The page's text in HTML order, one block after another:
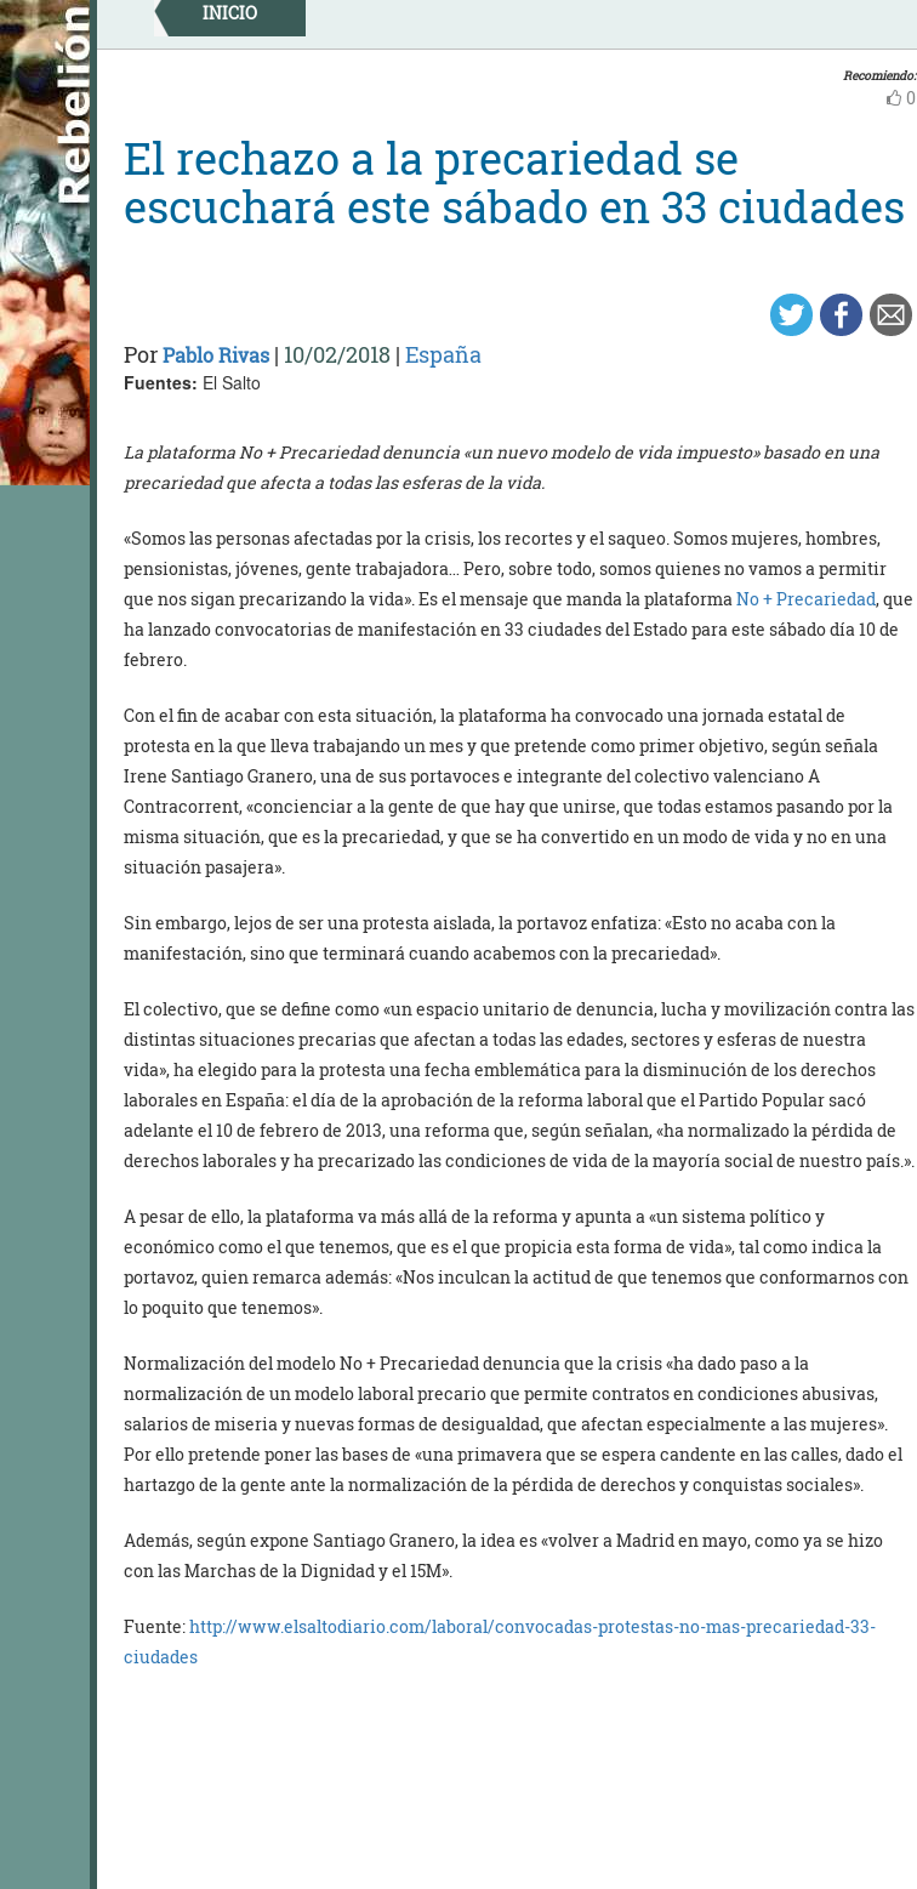
Skip
to
content
INICIO
Recomiendo:
0
El rechazo a la precariedad se
escuchará este sábado en 33 ciudades
PorPablo Rivas | 10/02/2018 | España
Fuentes: El Salto
La plataforma No + Precariedad denuncia «un nuevo modelo de vida impuesto» basado en una
precariedad que afecta a todas las esferas de la vida.
«Somos las personas afectadas por la crisis, los recortes y el saqueo. Somos mujeres, hombres,
pensionistas, jóvenes, gente trabajadora… Pero, sobre todo, somos quienes no vamos a permitir
que nos sigan precarizando la vida». Es el mensaje que manda la plataformaNo + Precariedad, que
ha lanzado convocatorias de manifestación en 33 ciudades del Estado para este sábado día 10 de
febrero.
Con el fin de acabar con esta situación, la plataforma ha convocado una jornada estatal de
protesta en la que lleva trabajando un mes y que pretende como primer objetivo, según señala
Irene Santiago Granero, una de sus portavoces e integrante del colectivo valenciano A
Contracorrent, «concienciar a la gente de que hay que unirse, que todas estamos pasando por la
misma situación, que es la precariedad, y que se ha convertido en un modo de vida y no en una
situación pasajera».
Sin embargo, lejos de ser una protesta aislada, la portavoz enfatiza: «Esto no acaba con la
manifestación, sino que terminará cuando acabemos con la precariedad».
El colectivo, que se define como «un espacio unitario de denuncia, lucha y movilización contra las
distintas situaciones precarias que afectan a todas las edades, sectores y esferas de nuestra
vida», ha elegido para la protesta una fecha emblemática para la disminución de los derechos
laborales en España: el día de la aprobación de la reforma laboral que el Partido Popular sacó
adelante el 10 de febrero de 2013, una reforma que, según señalan, «ha normalizado la pérdida de
derechos laborales y ha precarizado las condiciones de vida de la mayoría social de nuestro país.».
A pesar de ello, la plataforma va más allá de la reforma y apunta a «un sistema político y
económico como el que tenemos, que es el que propicia esta forma de vida», tal como indica la
portavoz, quien remarca además: «Nos inculcan la actitud de que tenemos que conformarnos con
lo poquito que tenemos».
Normalización del modelo No + Precariedad denuncia que la crisis «ha dado paso a la
normalización de un modelo laboral precario que permite contratos en condiciones abusivas,
salarios de miseria y nuevas formas de desigualdad, que afectan especialmente a las mujeres».
Por ello pretende poner las bases de «una primavera que se espera candente en las calles, dado el
hartazgo de la gente ante la normalización de la pérdida de derechos y conquistas sociales».
Además, según expone Santiago Granero, la idea es «volver a Madrid en mayo, como ya se hizo
con las Marchas de la Dignidad y el 15M».
Fuente:http://www.elsaltodiario.com/laboral/convocadas-protestas-no-mas-precariedad-33-
ciudades